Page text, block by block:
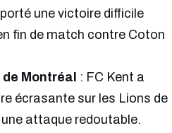
une victoire difficile
fin de match contre Coton
de Montréal : FC Kent a
écrasante sur les Lions de
attaque redoutable.